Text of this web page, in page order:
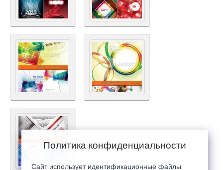
Политика конфиденциальности
Сайт использует идентификационные файлы